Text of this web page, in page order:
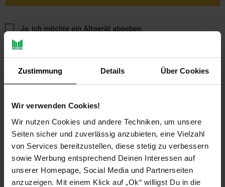
Zustimmung Details Über Cookies
Wir verwenden Cookies!
Wir nutzen Cookies und andere Techniken, um unsere
Seiten sicher und zuverlässig anzubieten, eine Vielzahl
von Services bereitzustellen, diese stetig zu verbessern
sowie Werbung entsprechend Deinen Interessen auf
unserer Homepage, Social Media und Partnerseiten
anzuzeigen. Mit einem Klick auf „Ok“ willigst Du in die
Ja, ich möchte ein Altgerät abgeben.
PAYBACK
Payback Punkte Basis°Punkte: